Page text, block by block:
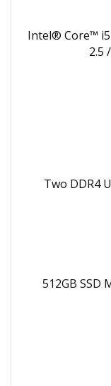
Intel® Core™
2.5
Two DDR4
512GB SSD